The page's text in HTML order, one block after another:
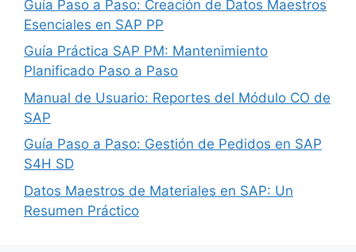
Guía Paso a Paso: Creación de Datos Maestros
Esenciales en SAP PP
Guía Práctica SAP PM: Mantenimiento
Planificado Paso a Paso
Manual de Usuario: Reportes del Módulo CO de
SAP
Guía Paso a Paso: Gestión de Pedidos en SAP
S4H SD
Datos Maestros de Materiales en SAP: Un
Resumen Práctico